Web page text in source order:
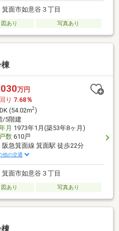
箕面市如意谷３丁目
あり 写真あり
万円
り 7.68％
(54.02m2)
/5階建
月 1973年1月(築53年8ヶ月)
数610戸
阪急箕面線 箕面駅 徒歩22分
他の交通
箕面市如意谷３丁目
あり 写真あり